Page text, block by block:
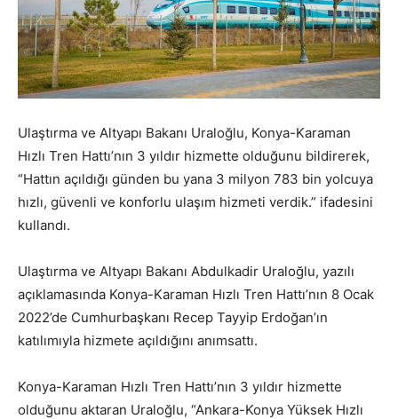
Ulaştırma ve Altyapı Bakanı Uraloğlu, Konya-Karaman
Hızlı Tren Hattı’nın 3 yıldır hizmette olduğunu bildirerek,
“Hattın açıldığı günden bu yana 3 milyon 783 bin yolcuya
hızlı, güvenli ve konforlu ulaşım hizmeti verdik.” ifadesini
kullandı.
Ulaştırma ve Altyapı Bakanı Abdulkadir Uraloğlu, yazılı
açıklamasında Konya-Karaman Hızlı Tren Hattı’nın 8 Ocak
2022’de Cumhurbaşkanı Recep Tayyip Erdoğan’ın
katılımıyla hizmete açıldığını anımsattı.
Konya-Karaman Hızlı Tren Hattı’nın 3 yıldır hizmette
olduğunu aktaran Uraloğlu, “Ankara-Konya Yüksek Hızlı